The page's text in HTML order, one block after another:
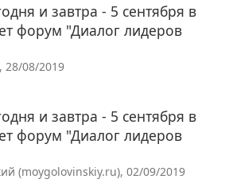
и завтра - 5 сентября в
форум "Диалог лидеров
28/08/2019
и завтра - 5 сентября в
форум "Диалог лидеров
(moygolovinskiy.ru), 02/09/2019